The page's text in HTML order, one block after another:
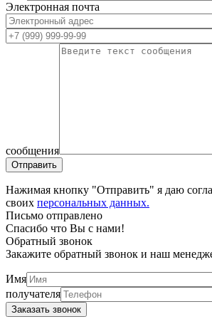
Электронная почта
сообщения
Нажимая кнопку "Отправить" я даю
своих персональных данных.
Письмо отправлено
Спасибо что Вы с нами!
Обратный звонок
Закажите обратный звонок и наш
Имя
получателя